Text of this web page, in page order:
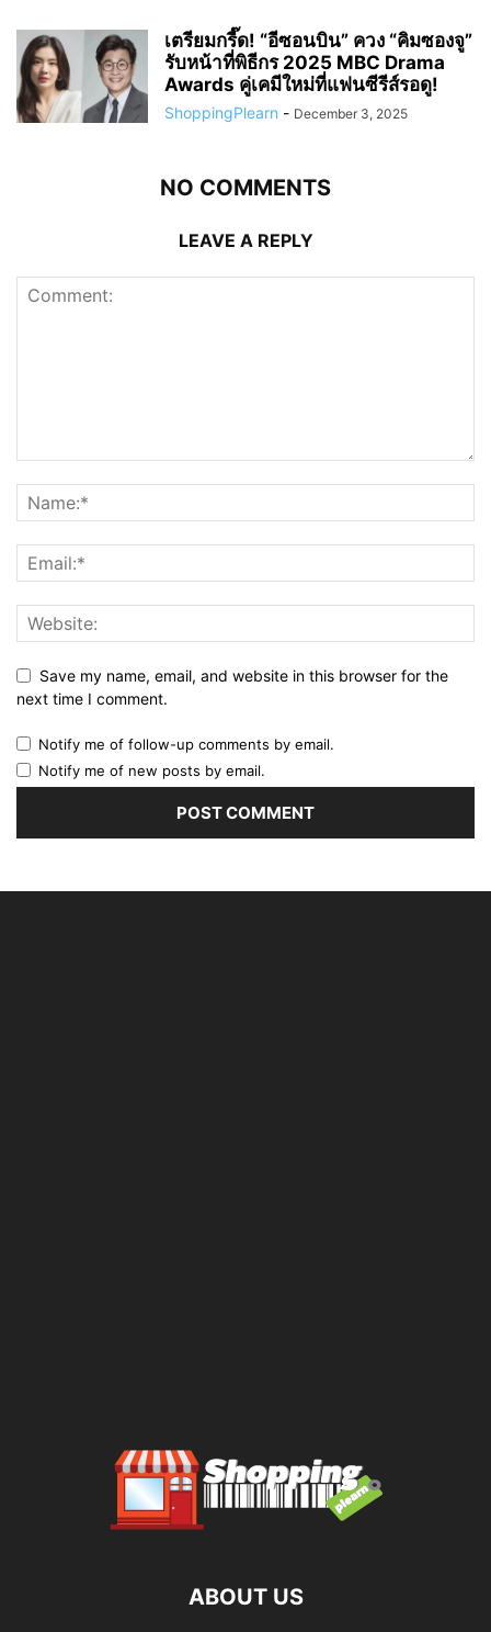
เตรียมกรี๊ด! “อีซอนบิน” ควง “คิมซองจู”
รับหน้าที่พิธีกร 2025 MBC Drama
Awards คู่เคมีใหม่ที่แฟนซีรีส์รอดู!
ShoppingPlearn - December 3, 2025
NO COMMENTS
LEAVE A REPLY
Save my name, email, and website in this browser for the
next time I comment.
Notify me of follow-up comments by email.
Notify me of new posts by email.
ABOUT US